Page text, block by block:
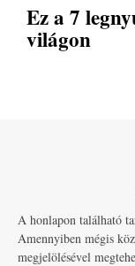
Ez a 7
világon
A honlapon található
Amennyiben mégis
megjelölésével